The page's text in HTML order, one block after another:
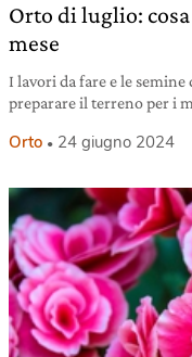
Orto di luglio:
mese
I lavori da fare e le
preparare il terreno per i
Orto 24 giugno 2024